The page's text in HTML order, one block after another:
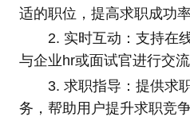
适的职位，提高求职成功率
2. 实时互动：支持在
与企业hr或面试官进行交
3. 求职指导：提供求
务，帮助用户提升求职竞争